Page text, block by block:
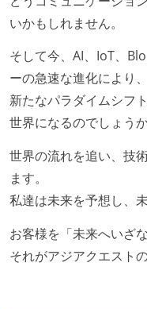
いかもしれません。
そして今、AI、IoT、
ーの急速な進化により、
新たなパラダイムシフ
世界になるのでしょう
世界の流れを追い、技
ます。
私達は未来を予想し、
お客様を「未来へいざな
それがアジアクエスト